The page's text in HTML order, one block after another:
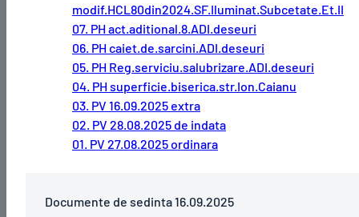
01. PV 27.08.2025 ordinara
02. PV 28.08.2025 de indata
03. PV 16.09.2025 extra
04. PH superficie.biserica.str.Ion.Caianu
05. PH Reg.serviciu.salubrizare.ADI.deseuri
06. PH caiet.de.sarcini.ADI.deseuri
07. PH act.aditional.8.ADI.deseuri
modif.HCL80din2024.SF.Iluminat.Subcetate.Et.II
Documente de sedinta 16.09.2025